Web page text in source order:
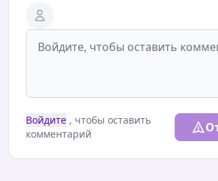
Войдите , чтобы оставить
комментарий